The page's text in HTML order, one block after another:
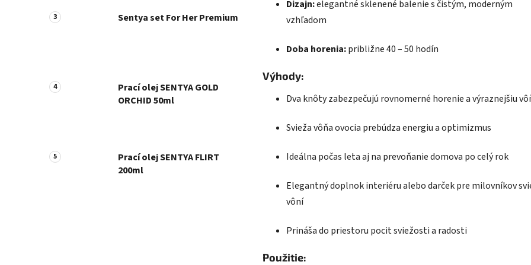
Sentya set For Her Premium
Prací olej SENTYA GOLD
ORCHID 50ml
Prací olej SENTYA FLIRT
200ml
Dizajn:elegantné sklenené balenie s čistým, moderným
vzhľadom
Doba horenia:približne 40 – 50 hodín
Výhody:
Dva knôty zabezpečujú rovnomerné horenie a výraznejšiu
Svieža vôňa ovocia prebúdza energiu a optimizmus
Ideálna počas leta aj na prevoňanie domova po celý rok
Elegantný doplnok interiéru alebo darček pre milovníkov
vôní
Prináša do priestoru pocit sviežosti a radosti
Použitie: